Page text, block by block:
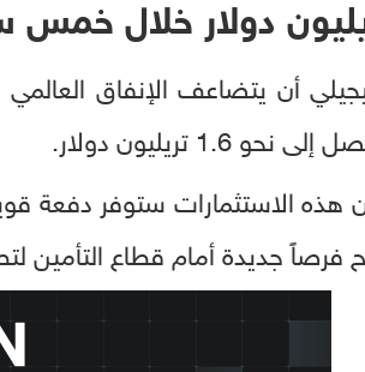
أن يتضاعف الإنفاق العالمي
1.6 تريليون دولار.
الاستثمارات ستوفر دفعة
فرصاً جديدة أمام قطاع التأمين